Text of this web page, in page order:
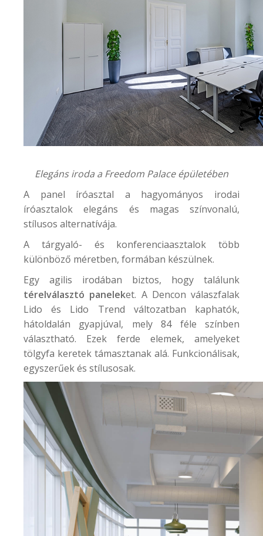
Elegáns iroda a Freedom Palaceépületében
A panel íróasztal a hagyományos irodai
íróasztalok elegáns és magas színvonalú,
stílusos alternatívája.
A tárgyaló- és konferenciaasztalok több
különböző méretben, formában készülnek.
Egy agilis irodában biztos, hogy találunk
térelválasztó paneleket. A Dencon válaszfalak
Lido és Lido Trend változatban kaphatók,
hátoldalán gyapjúval, mely 84 féle színben
választható. Ezek ferde elemek, amelyeket
tölgyfa keretek támasztanak alá. Funkcionálisak,
egyszerűek és stílusosak.